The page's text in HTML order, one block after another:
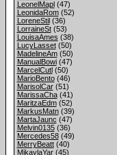
LeonelMapl(47)
LeonidaRom(52)
LoreneStil(36)
LorraineSt(53)
LouisaAmes (38)
LucyLasset(50)
MadelineAm(50)
ManualBowi(47)
MarcelCutl(50)
MarioBento(46)
MarisolCar(51)
MarissaCha(41)
MaritzaEdm(52)
MarkusMatn(39)
MartaJaunc (47)
Melvin0135(36)
Mercedes58(49)
MerryBeatt(40)
MikaylaYar(45)